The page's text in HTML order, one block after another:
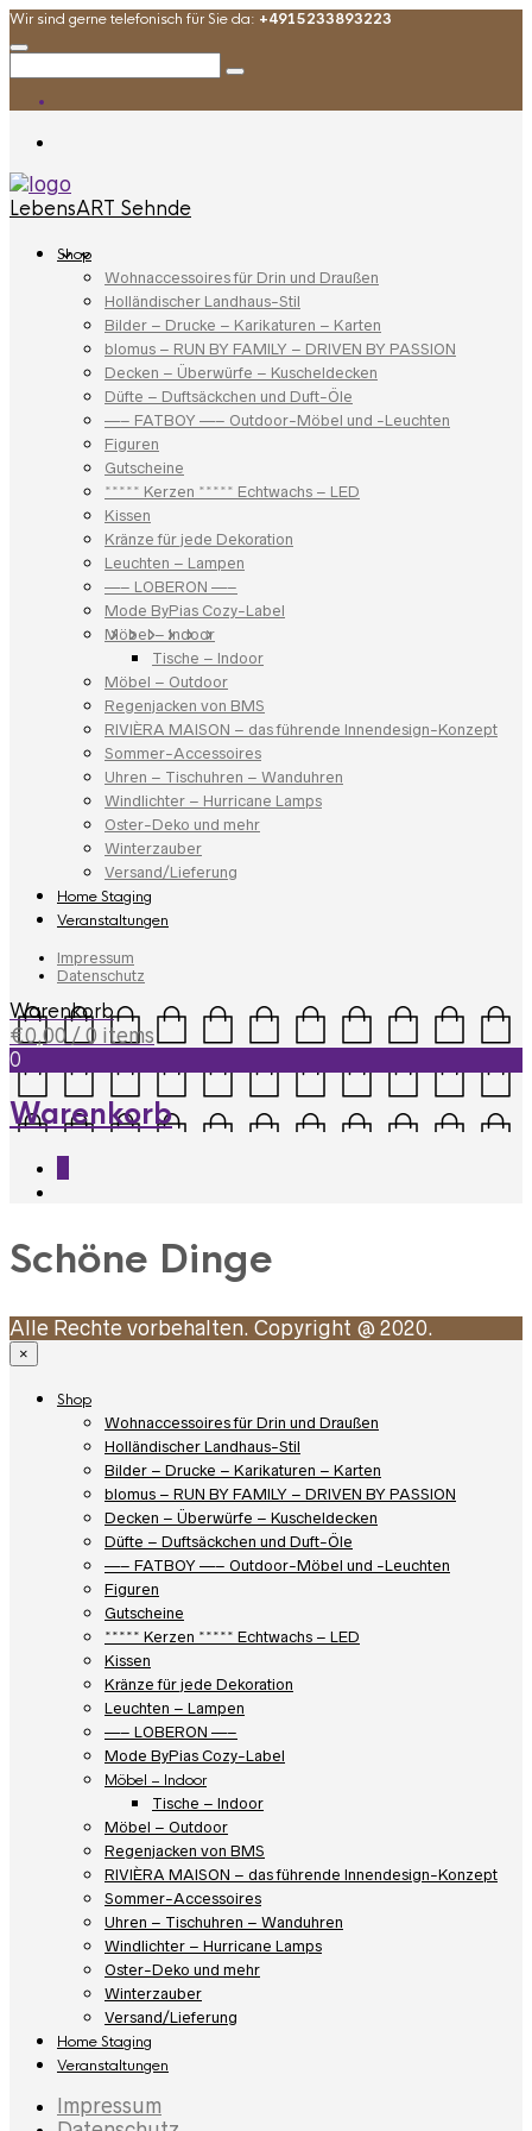
Wir sind gerne telefonisch für Sie da: +4915233893223
LebensART Sehnde
Shop
Wohnaccessoires für Drin und Draußen
Holländischer Landhaus-Stil
Bilder – Drucke – Karikaturen – Karten
blomus – RUN BY FAMILY – DRIVEN BY PASSION
Decken – Überwürfe – Kuscheldecken
Düfte – Duftsäckchen und Duft-Öle
—– FATBOY —– Outdoor-Möbel und -Leuchten
Figuren
Gutscheine
***** Kerzen ***** Echtwachs – LED
Kissen
Kränze für jede Dekoration
Leuchten – Lampen
—– LOBERON —–
Mode ByPias Cozy-Label
Möbel – Indoor
Tische – Indoor
Möbel – Outdoor
Regenjacken von BMS
RIVIÈRA MAISON – das führende Innendesign-Konzept
Sommer-Accessoires
Uhren – Tischuhren – Wanduhren
Windlichter – Hurricane Lamps
Oster-Deko und mehr
Winterzauber
Versand/Lieferung
Home Staging
Veranstaltungen
Impressum
Datenschutz
Warenkorb
€0,00 / 0 items
0
Warenkorb
Schöne Dinge
Alle Rechte vorbehalten. Copyright @ 2020.
×
Shop
Wohnaccessoires für Drin und Draußen
Holländischer Landhaus-Stil
Bilder – Drucke – Karikaturen – Karten
blomus – RUN BY FAMILY – DRIVEN BY PASSION
Decken – Überwürfe – Kuscheldecken
Düfte – Duftsäckchen und Duft-Öle
—– FATBOY —– Outdoor-Möbel und -Leuchten
Figuren
Gutscheine
***** Kerzen ***** Echtwachs – LED
Kissen
Kränze für jede Dekoration
Leuchten – Lampen
—– LOBERON —–
Mode ByPias Cozy-Label
Möbel – Indoor
Tische – Indoor
Möbel – Outdoor
Regenjacken von BMS
RIVIÈRA MAISON – das führende Innendesign-Konzept
Sommer-Accessoires
Uhren – Tischuhren – Wanduhren
Windlichter – Hurricane Lamps
Oster-Deko und mehr
Winterzauber
Versand/Lieferung
Home Staging
Veranstaltungen
Impressum